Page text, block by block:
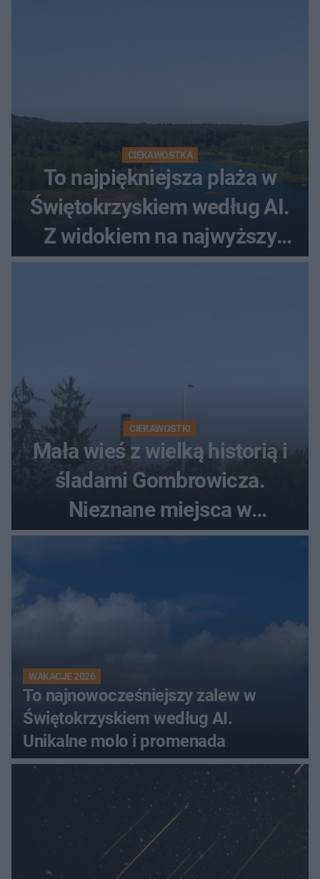
CIEKAWOSTKA
To najpiękniejsza plaża w
Świętokrzyskiem według AI.
Z widokiem na najwyższy
szczyt Gór Świętokrzyskich
CIEKAWOSTKI
Mała wieś z wielką historią i
śladami Gombrowicza.
Nieznane miejsca w
Świętokrzyskiem
WAKACJE 2026
To najnowocześniejszy zalew w
Świętokrzyskiem według AI.
Unikalne molo i promenada